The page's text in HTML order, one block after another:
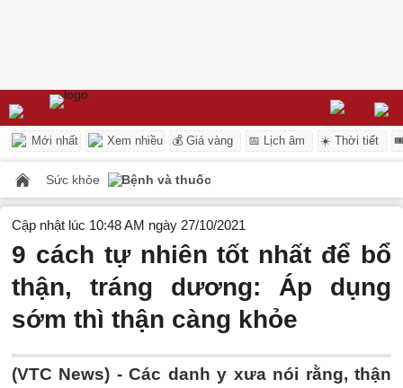
Mới nhất Xem nhiều 💰 Giá vàng 📅 Lịch âm ☀️ Thời tiết
Sức khỏe Bệnh và thuốc
Cập nhật lúc 10:48 AM ngày 27/10/2021
9 cách tự nhiên tốt nhất để bổ
thận, tráng dương: Áp dụng
sớm thì thận càng khỏe
(VTC News) -Các danh y xưa nói rằng, thận